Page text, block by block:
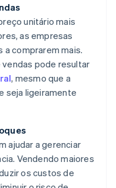
unitário mais
as empresas
comprarem mais.
pode resultar
, mesmo que a
seja ligeiramente
ajudar a gerenciar
Vendendo maiores
os custos de